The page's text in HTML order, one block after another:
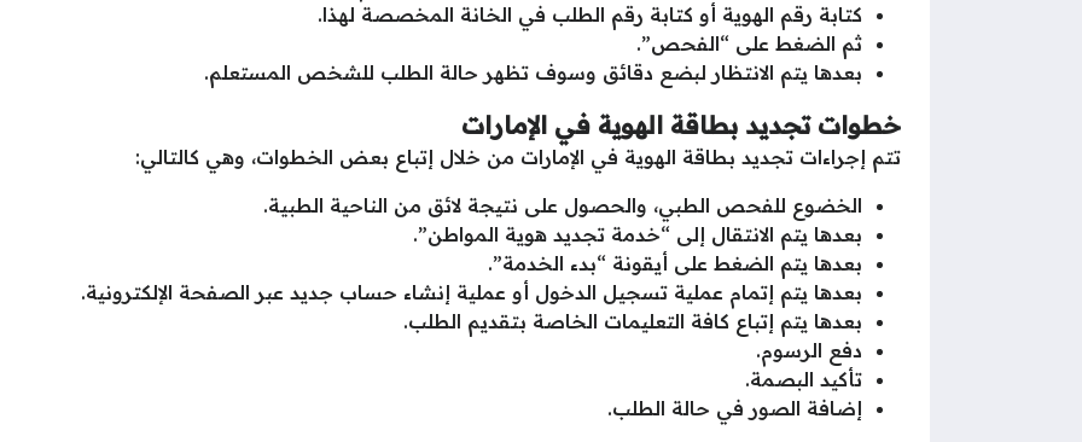
كتابة رقم الهوية أو كتابة رقم الطلب في الخانة المخصصة لهذا.
ثم الضغط على “الفحص”.
بعدها يتم الانتظار لبضع دقائق وسوف تظهر حالة الطلب للشخص المستعلم.
خطوات تجديد بطاقة الهوية في الإمارات
تتم إجراءات تجديد بطاقة الهوية في الإمارات من خلال إتباع بعض الخطوات، وهي كالتالي:
الخضوع للفحص الطبي، والحصول على نتيجة لائق من الناحية الطبية.
بعدها يتم الانتقال إلى “خدمة تجديد هوية المواطن”.
بعدها يتم الضغط على أيقونة “بدء الخدمة”.
بعدها يتم إتمام عملية تسجيل الدخول أو عملية إنشاء حساب جديد عبر الصفحة الإلكترونية.
بعدها يتم إتباع كافة التعليمات الخاصة بتقديم الطلب.
دفع الرسوم.
تأكيد البصمة.
إضافة الصور في حالة الطلب.